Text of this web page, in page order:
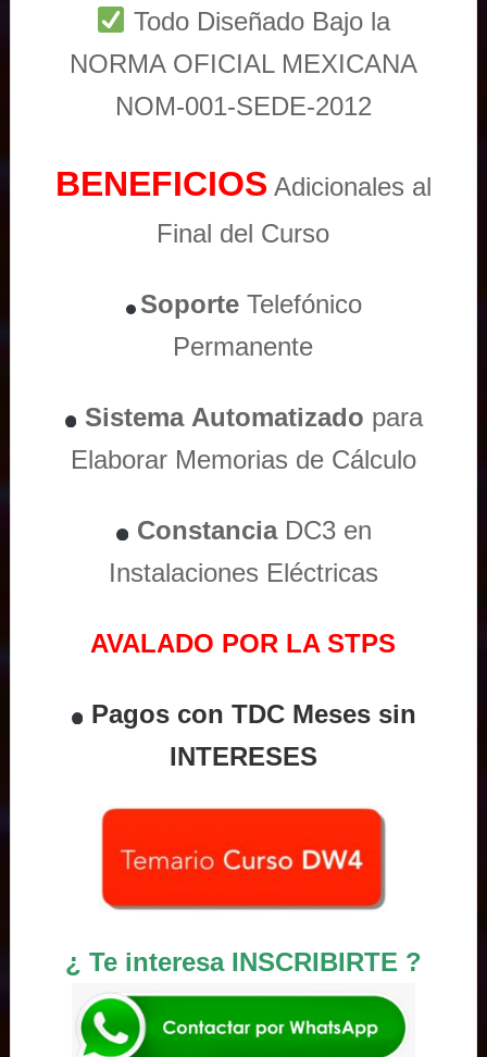
Todo Diseñado Bajo la
NORMA OFICIAL MEXICANA
NOM-001-SEDE-2012
BENEFICIOS Adicionales al
Final del Curso
Soporte Telefónico
Permanente
Sistema Automatizado para
Elaborar Memorias de Cálculo
ConstanciaDC3 en
Instalaciones Eléctricas
AVALADO POR LA STPS
Pagos con TDC Meses sin
INTERESES
¿ Te interesa INSCRIBIRTE ?